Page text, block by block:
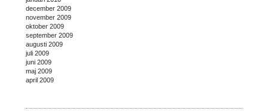
december 2009
november 2009
oktober 2009
september 2009
augusti 2009
juli 2009
juni 2009
maj 2009
april 2009